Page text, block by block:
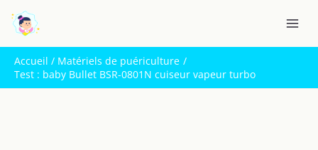
contenu
Accueil
Matériels de puériculture
Test : baby Bullet BSR-0801N cuiseur vapeur turbo
e
c
h
e